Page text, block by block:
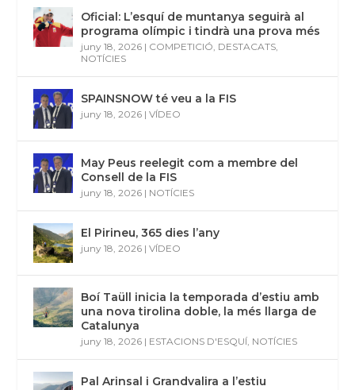
Oficial: L’esquí de muntanya seguirà al
programa olímpic i tindrà una prova més
juny 18, 2026 | COMPETICIÓ, DESTACATS,
NOTÍCIES
SPAINSNOW té veu a la FIS
juny 18, 2026 |VÍDEO
May Peus reelegit com a membre del
Consell de la FIS
juny 18, 2026 | NOTÍCIES
El Pirineu, 365 dies l’any
juny 18, 2026 |VÍDEO
Boí Taüll inicia la temporada d’estiu amb
una nova tirolina doble, la més llarga de
Catalunya
juny 18, 2026 | ESTACIONS D'ESQUÍ, NOTÍCIES
Pal Arinsal i Grandvalira a l’estiu